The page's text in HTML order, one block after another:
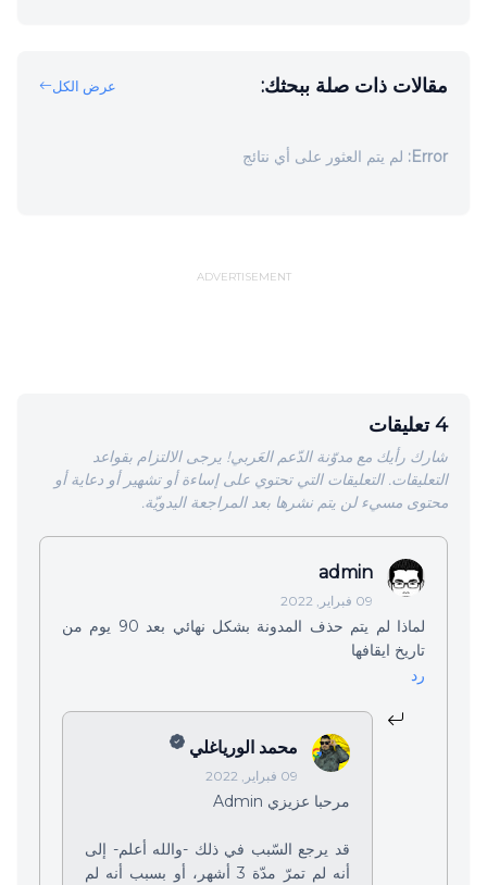
مقالات ذات صلة ببحثك: عرض الكل
Error: لم يتم العثور على أي نتائج
ADVERTISEMENT
4 تعليقات
شارك رأيك مع مدوّنة الدّعم العَربي! يرجى الالتزام بقواعد
التعليقات. التعليقات التي تحتوي على إساءة أو تشهير أو دعاية أو
محتوى مسيء لن يتم نشرها بعد المراجعة اليدويّة.
admin
09 فبراير, 2022
لماذا لم يتم حذف المدونة بشكل نهائي بعد 90 يوم من
تاريخ ايقافها
رد
محمد الورياغلي
09 فبراير, 2022
مرحبا عزيزي Admin
قد يرجع السّبب في ذلك -والله أعلم- إلى
أنه لم تمرّ مدّة 3 أشهر، أو بسبب أنه لم